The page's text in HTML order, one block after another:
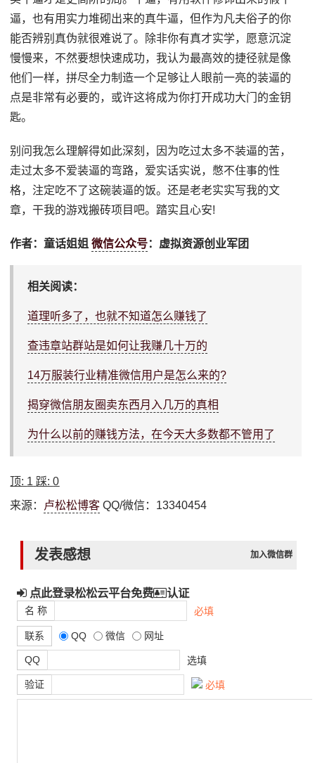
逼，也有用实力堆砌出来的真牛逼，但作为凡夫俗子的你
能否辨别真伪就很难说了。除非你有真才实学，愿意沉淀
慢慢来，不然要想快速成功，我认为最高效的捷径就是像
他们一样，拼尽全力制造一个足够让人眼前一亮的装逼的
点是非常有必要的，或许这将成为你打开成功大门的金钥
匙。
别问我怎么理解得如此深刻，因为吃过太多不装逼的苦，
走过太多不爱装逼的弯路，爱实话实说，憋不住事的性
格，注定吃不了这碗装逼的饭。还是老老实实写我的文
章，干我的游戏搬砖项目吧。踏实且心安!
作者：童话姐姐微信公众号：虚拟资源创业军团
相关阅读：
道理听多了，也就不知道怎么赚钱了
查违章站群站是如何让我赚几十万的
14万服装行业精准微信用户是怎么来的?
揭穿微信朋友圈卖东西月入几万的真相
为什么以前的赚钱方法，在今天大多数都不管用了
顶: 1 踩:0
来源： 卢松松博客 QQ/微信：13340454
发表感想 加入微信群
点此登录松松云平台免费 认证
名 称 必填
联系 QQ 微信 网址
QQ 选填
验证 必填